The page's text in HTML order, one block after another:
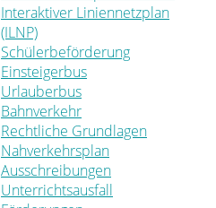
Interaktiver Liniennetzplan
(ILNP)
Schülerbeförderung
Einsteigerbus
Urlauberbus
Bahnverkehr
Rechtliche Grundlagen
Nahverkehrsplan
Ausschreibungen
Unterrichtsausfall